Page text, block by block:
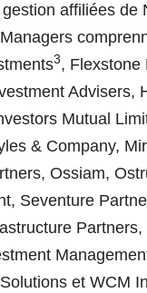
affiliées de
3, Flexstone
Advisers,
Mutual
& Company,
Ossiam,
Seventure
Partners,
et WCM